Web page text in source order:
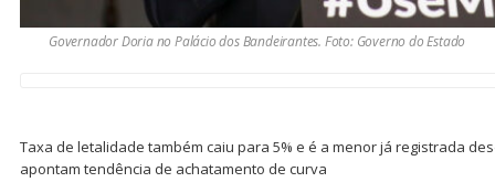
Governador Doria no Palácio dos Bandeirantes. Foto: Governo do Estado
Taxa de letalidade também caiu para 5% e é a menor já registrada
apontam tendência de achatamento de curva